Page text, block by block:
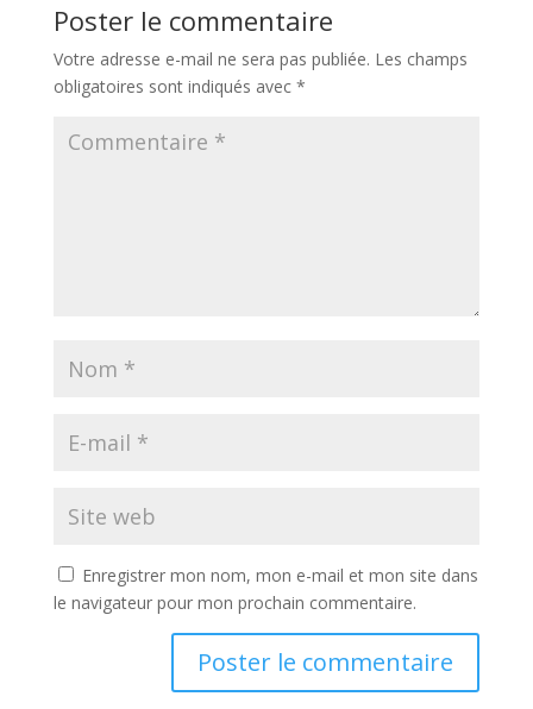
Poster le commentaire
Votre adresse e-mail ne sera pas publiée. Les champs
obligatoires sont indiqués avec *
Enregistrer mon nom, mon e-mail et mon site dans
le navigateur pour mon prochain commentaire.